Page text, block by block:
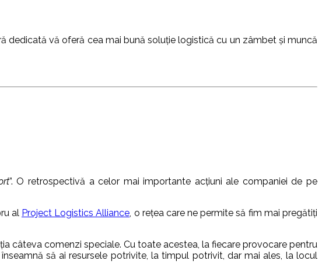
dedicată vă oferă cea mai bună soluție logistică cu un zâmbet și muncă
”. O retrospectivă a celor mai importante acțiuni ale companiei de pe
al Project Logistics Alliance, o rețea care ne permite să fim mai pregătiți
câteva comenzi speciale. Cu toate acestea, la fiecare provocare pentru
înseamnă să ai resursele potrivite, la timpul potrivit, dar mai ales, la locul